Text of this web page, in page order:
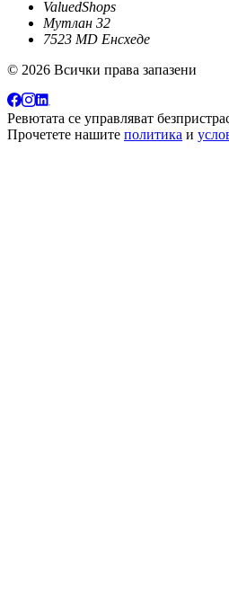
ValuedShops
Мутлан 32
7523 MD Енсхеде
© 2026 Всички права запазени
Ревютата се управляват
Прочетете нашите политика и